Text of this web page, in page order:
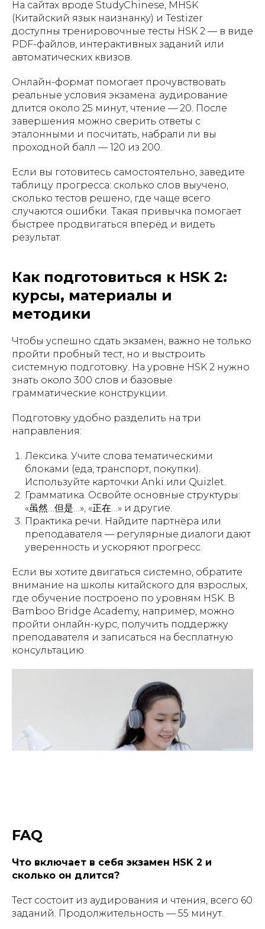
На сайтах вроде StudyChinese, MHSK
(Китайский язык наизнанку) и Testizer
доступны тренировочные тесты HSK 2 — в виде
PDF-файлов, интерактивных заданий или
автоматических квизов.
Онлайн-формат помогает прочувствовать
реальные условия экзамена: аудирование
длится около 25 минут, чтение — 20. После
завершения можно сверить ответы с
эталонными и посчитать, набрали ли вы
проходной балл — 120 из 200.
Если вы готовитесь самостоятельно, заведите
таблицу прогресса: сколько слов выучено,
сколько тестов решено, где чаще всего
случаются ошибки. Такая привычка помогает
быстрее продвигаться вперёд и видеть
результат.
Как подготовиться к HSK 2:
курсы, материалы и
методики
Чтобы успешно сдать экзамен, важно не только
пройти пробный тест, но и выстроить
системную подготовку. На уровне HSK 2 нужно
знать около 300 слов и базовые
грамматические конструкции.
Подготовку удобно разделить на три
направления:
Лексика. Учите слова тематическими
блоками (еда, транспорт, покупки).
Используйте карточки Anki или Quizlet.
Грамматика. Освойте основные структуры:
«虽然…但是…», «正在…» и другие.
Практика речи. Найдите партнёра или
преподавателя — регулярные диалоги дают
уверенность и ускоряют прогресс.
Если вы хотите двигаться системно, обратите
внимание на школы китайского для взрослых,
где обучение построено по уровням HSK. В
Bamboo Bridge Academy, например, можно
пройти онлайн-курс, получить поддержку
преподавателя и записаться на бесплатную
консультацию.
FAQ
Что включает в себя экзамен HSK 2 и
сколько он длится?
Тест состоит из аудирования и чтения, всего 60
заданий. Продолжительность — 55 минут.